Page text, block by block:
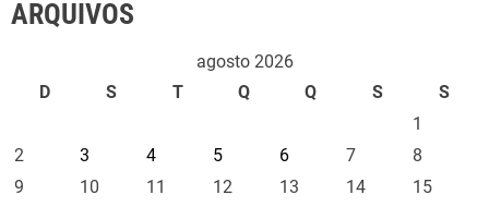
ARQUIVOS
agosto 2026
D
S T Q Q S
S
1
2
3 4 5 6 7
8
9
10 11 12 13 14 15